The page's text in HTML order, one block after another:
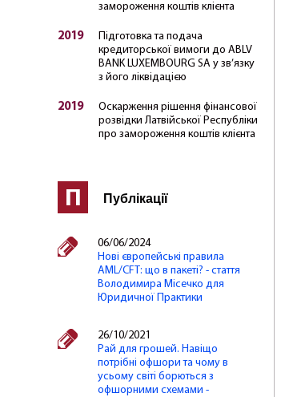
замороження коштів клієнта
2019
Підготовка та подача
кредиторської вимоги до ABLV
BANK LUXEMBOURG SA у зв’язку
з його ліквідацією
2019
Оскарження рішення фінансової
розвідки Латвійської Республіки
про замороження коштів клієнта
П Публікації
06/06/2024
Нові європейські правила
AML/CFT: що в пакеті? - стаття
Володимира Місечко для
Юридичної Практики
26/10/2021
Рай для грошей. Навіщо
потрібні офшори та чому в
усьому світі борються з
офшорними схемами -